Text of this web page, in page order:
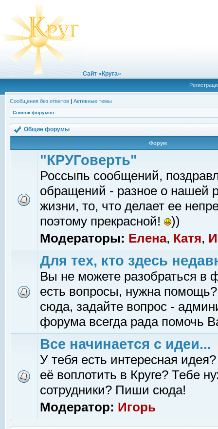
Сайт «Круга»
Сообщения без ответов | Активные темы
Список форумов
Общие форумы
Форум
"КРУГоверть"
Россыпь сообщений,
обращений - разное о нашей
жизни, то, что делает ее
поэтому прекрасной!
))
Модераторы: Елена, Катя,
Для тех, кто здесь
Вы не можете разобраться в
есть вопросы, нужна помощь?
сюда, задайте вопрос -
форума всегда рада помочь
Все начинается с идеи...
У тебя есть интересная
её воплотить в Круге? Тебе
сотрудники? Пиши сюда!
Модератор: Игорь